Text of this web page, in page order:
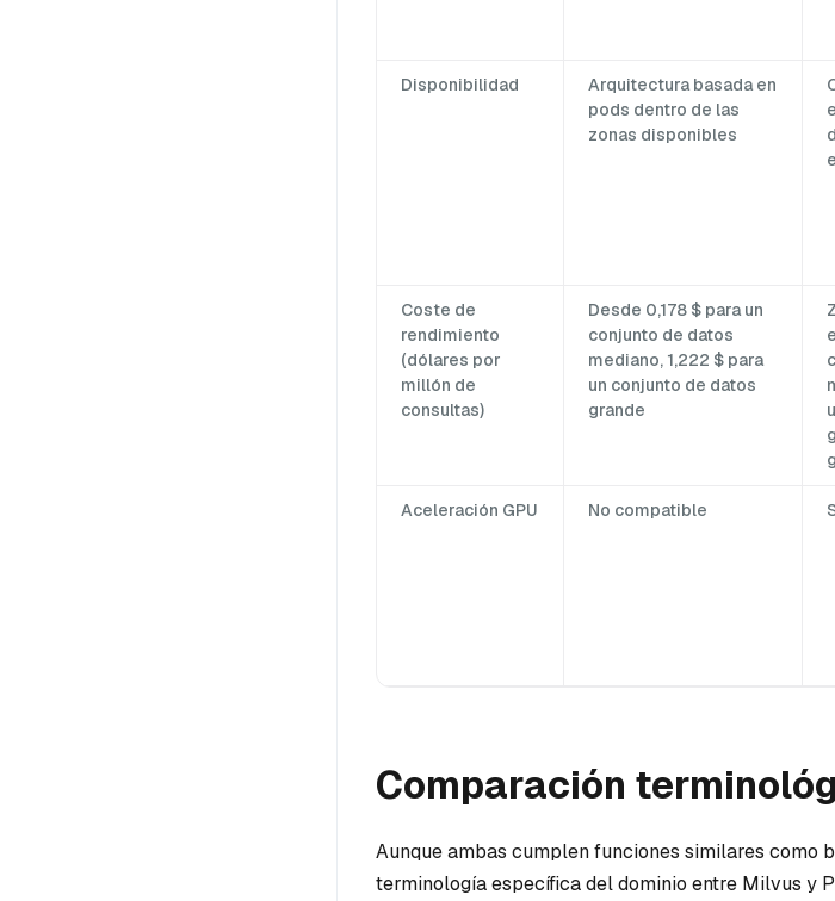
Disponibilidad
Arquitectura basada en
pods dentro de las
zonas disponibles
Coste de
rendimiento
(dólares por
millón de
consultas)
Desde 0,178 $ para un
conjunto de datos
mediano, 1,222 $ para
un conjunto de datos
grande
Aceleración GPU No compatible
Comparación
Aunque ambas cumplen funciones similares como
terminología específica del dominio entre Milvus y